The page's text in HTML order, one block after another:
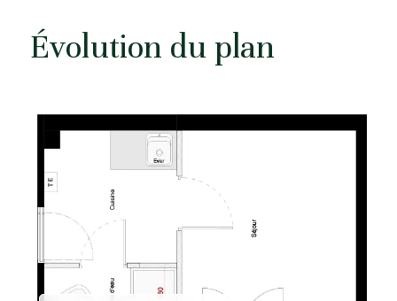
Évolution du plan